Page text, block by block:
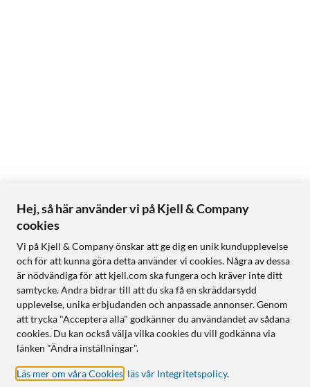
Hej, så här använder vi på Kjell & Company
cookies
Vi på Kjell & Company önskar att ge dig en unik kundupplevelse
och för att kunna göra detta använder vi cookies. Några av dessa
är nödvändiga för att kjell.com ska fungera och kräver inte ditt
samtycke. Andra bidrar till att du ska få en skräddarsydd
upplevelse, unika erbjudanden och anpassade annonser. Genom
att trycka "Acceptera alla" godkänner du användandet av sådana
cookies. Du kan också välja vilka cookies du vill godkänna via
länken "Ändra inställningar".
Läs mer om våra Cookies läs vår Integritetspolicy.